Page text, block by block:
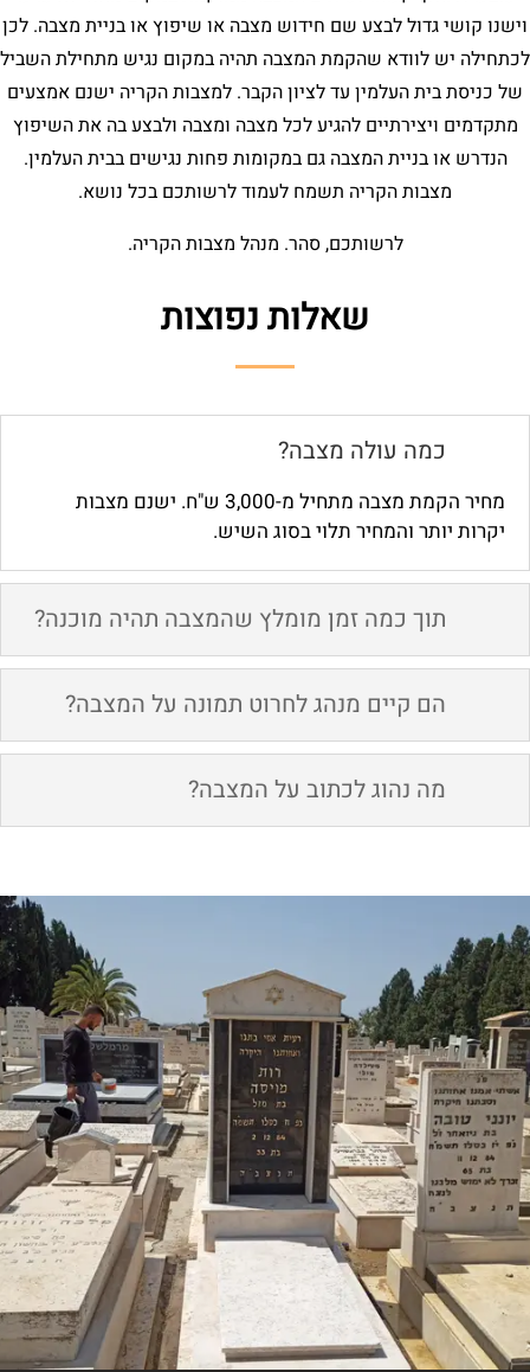
וישנו קושי גדול לבצע שם חידוש מצבה או שיפוץ או בניית מצבה. לכן
לכתחילה יש לוודא שהקמת המצבה תהיה במקום נגיש מתחילת השביל
של כניסת בית העלמין עד לציון הקבר. למצבות הקריה ישנם אמצעים
מתקדמים ויצירתיים להגיע לכל מצבה ומצבה ולבצע בה את השיפוץ
הנדרש או בניית המצבה גם במקומות פחות נגישים בבית העלמין.
מצבות הקריה תשמח לעמוד לרשותכם בכל נושא.
לרשותכם, סהר. מנהל מצבות הקריה.
שאלות נפוצות
כמה עולה מצבה?
מחיר הקמת מצבה מתחיל מ-3,000 ש"ח. ישנם מצבות
יקרות יותר והמחיר תלוי בסוג השיש.
תוך כמה זמן מומלץ שהמצבה תהיה מוכנה?
הם קיים מנהג לחרוט תמונה על המצבה?
מה נהוג לכתוב על המצבה?